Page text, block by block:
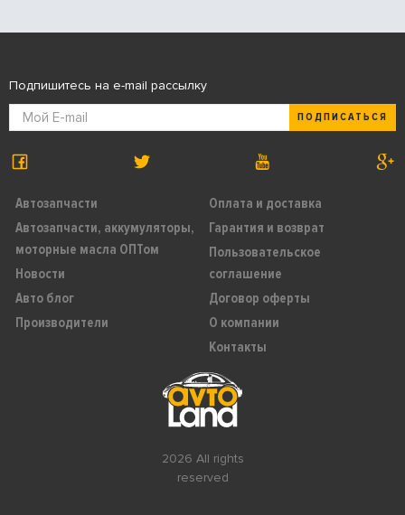
2026 All rights
reserved
Автозапчасти
Автозапчасти, аккумуляторы,
моторные масла ОПТом
Новости
Авто блог
Производители
Оплата и доставка
Гарантия и возврат
Пользовательское
соглашение
Договор оферты
О компании
Контакты
Подпишитесь на e-mail рассылку
ПОДПИСАТЬСЯ